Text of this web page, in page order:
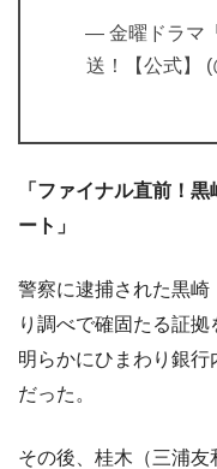
— 金曜ドラマ
送！【公式】
「ファイナル直前！
ート」
警察に逮捕された黒崎
り調べで確固たる証拠
明らかにひまわり銀
だった。
その後、桂木（三浦友